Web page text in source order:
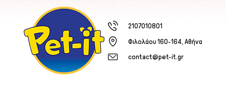
2107010801
Φιλολάου 160-164, Αθήνα
contact@pet-it.gr